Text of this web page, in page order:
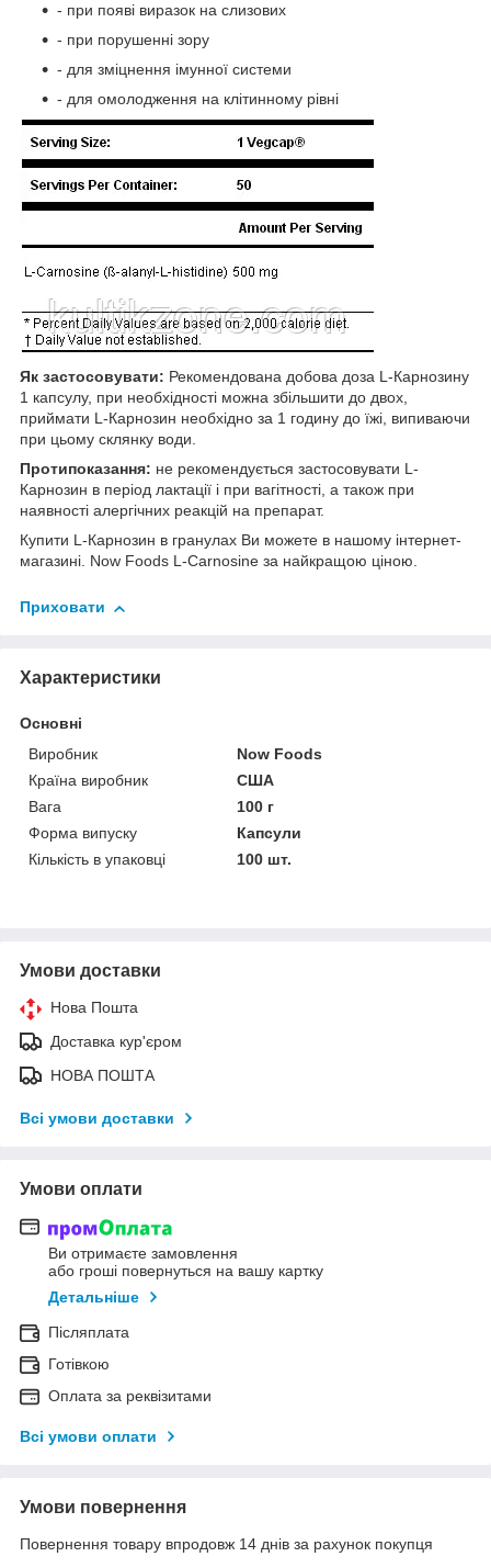
- при появі виразок на слизових
- при порушенні зору
- для зміцнення імунної системи
- для омолодження на клітинному рівні
Як застосовувати: Рекомендована добова доза L-Карнозину
1 капсулу, при необхідності можна збільшити до двох,
приймати L-Карнозин необхідно за 1 годину до їжі, випиваючи
при цьому склянку води.
Протипоказання: не рекомендується застосовувати L-
Карнозин в період лактації і при вагітності, а також при
наявності алергічних реакцій на препарат.
Купити L-Карнозин в гранулах Ви можете в нашому інтернет-
магазині. Now Foods L-Carnosine за найкращою ціною.
Приховати
Характеристики
Основні
Виробник
Now Foods
Країна виробник
США
Вага
100 г
Форма випуску
Капсули
Кількість в упаковці
100 шт.
Умови доставки
Нова Пошта
Доставка кур'єром
НОВА ПОШТА
Всі умови доставки
Умови оплати
Ви отримаєте замовлення
або гроші повернуться на вашу картку
Детальніше
Післяплата
Готівкою
Оплата за реквізитами
Всі умови оплати
Умови повернення
Повернення товару впродовж 14 днів за рахунок покупця